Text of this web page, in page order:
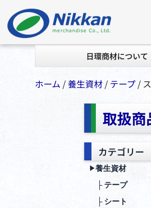
日環商材について
ホーム /養生資材/テープ/
取扱商
カテゴリー
▶︎養生資材
├ テープ
├ シート